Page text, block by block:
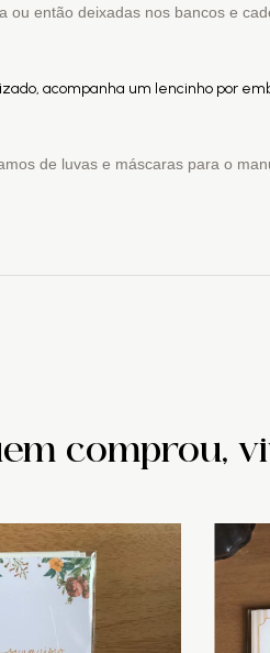
então deixadas nos bancos e
acompanha um lencinho por
de luvas e máscaras para o
comprou,